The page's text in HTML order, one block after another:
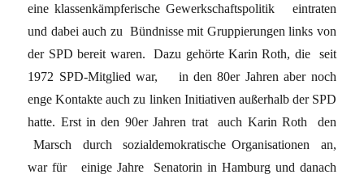
eine klassenkämpferische Gewerkschaftspolitik eintraten
und dabei auch zu Bündnisse mit Gruppierungen links von
der SPD bereit waren. Dazu gehörte Karin Roth, die seit
1972 SPD-Mitglied war, in den 80er Jahren aber noch
enge Kontakte auch zu linken Initiativen außerhalb der SPD
hatte. Erst in den 90er Jahren trat auch Karin Roth den
Marsch durch sozialdemokratische Organisationen an,
war für einige Jahre Senatorin in Hamburg und danach